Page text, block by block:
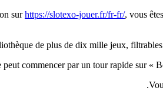
surhttps://slotexo-jouer.fr/fr-fr/, vous
de plus de dix mille jeux,
commencer par un tour rapide sur «